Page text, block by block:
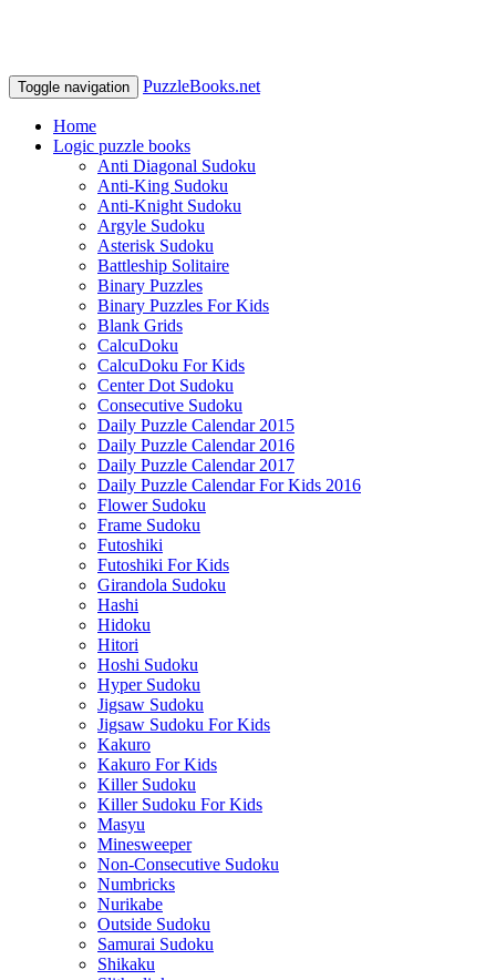
Toggle navigation PuzzleBooks.net
Home
Logic puzzle books
Anti Diagonal Sudoku
Anti-King Sudoku
Anti-Knight Sudoku
Argyle Sudoku
Asterisk Sudoku
Battleship Solitaire
Binary Puzzles
Binary Puzzles For Kids
Blank Grids
CalcuDoku
CalcuDoku For Kids
Center Dot Sudoku
Consecutive Sudoku
Daily Puzzle Calendar 2015
Daily Puzzle Calendar 2016
Daily Puzzle Calendar 2017
Daily Puzzle Calendar For Kids 2016
Flower Sudoku
Frame Sudoku
Futoshiki
Futoshiki For Kids
Girandola Sudoku
Hashi
Hidoku
Hitori
Hoshi Sudoku
Hyper Sudoku
Jigsaw Sudoku
Jigsaw Sudoku For Kids
Kakuro
Kakuro For Kids
Killer Sudoku
Killer Sudoku For Kids
Masyu
Minesweeper
Non-Consecutive Sudoku
Numbricks
Nurikabe
Outside Sudoku
Samurai Sudoku
Shikaku